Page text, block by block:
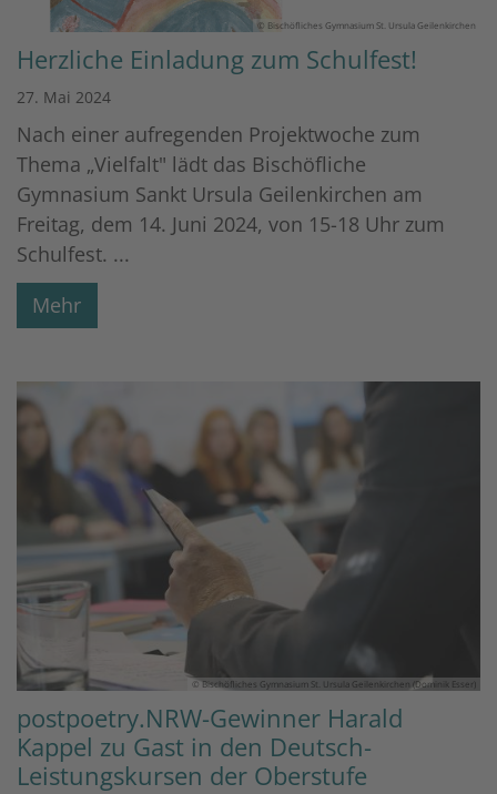
© Bischöfliches Gymnasium St. Ursula Geilenkirchen
Herzliche Einladung zum Schulfest!
27. Mai 2024
Nach einer aufregenden Projektwoche zum
Thema „Vielfalt" lädt das Bischöfliche
Gymnasium Sankt Ursula Geilenkirchen am
Freitag, dem 14. Juni 2024, von 15-18 Uhr zum
Schulfest. ...
Mehr
© Bischöfliches Gymnasium St. Ursula Geilenkirchen (Dominik Esser)
postpoetry.NRW-Gewinner Harald
Kappel zu Gast in den Deutsch-
Leistungskursen der Oberstufe